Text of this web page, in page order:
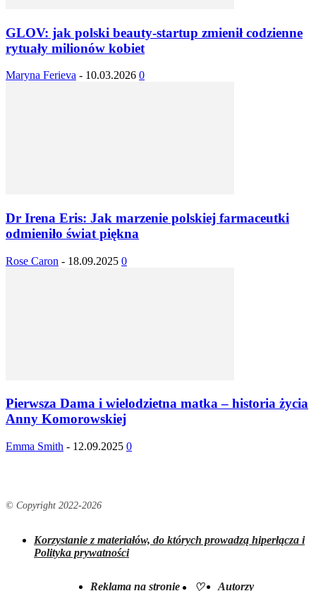
GLOV: jak polski beauty-startup zmienił codzienne
rytuały milionów kobiet
Maryna Ferieva - 10.03.2026 0
Dr Irena Eris: Jak marzenie polskiej farmaceutki
odmieniło świat piękna
Rose Caron - 18.09.2025 0
Pierwsza Dama i wielodzietna matka – historia życia
Anny Komorowskiej
Emma Smith - 12.09.2025 0
© Copyright 2022-2026
Korzystanie z materiałów, do których prowadzą hiperłącza i
Polityka prywatności
Reklama na stronie ♡ Autorzy